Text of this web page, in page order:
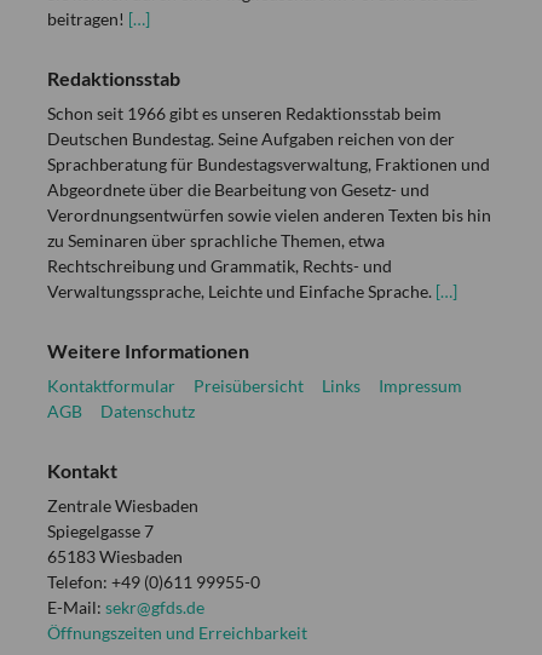
beitragen! […]
Redaktionsstab
Schon seit 1966 gibt es unseren Redaktionsstab beim
Deutschen Bundestag. Seine Aufgaben reichen von der
Sprachberatung für Bundestagsverwaltung, Fraktionen und
Abgeordnete über die Bearbeitung von Gesetz- und
Verordnungsentwürfen sowie vielen anderen Texten bis hin
zu Seminaren über sprachliche Themen, etwa
Rechtschreibung und Grammatik, Rechts- und
Verwaltungssprache, Leichte und Einfache Sprache. […]
Weitere Informationen
Kontaktformular Preisübersicht Links
Impressum
AGB
Datenschutz
Kontakt
Zentrale Wiesbaden
Spiegelgasse 7
65183 Wiesbaden
Telefon: +49 (0)611 99955-0
E-Mail: sekr@gfds.de
Öffnungszeiten und Erreichbarkeit